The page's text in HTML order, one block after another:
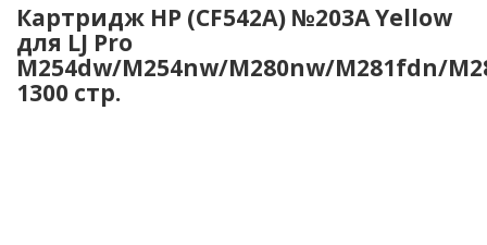
Картридж HP (CF542A) №203A Yellow
для LJ Pro
M254dw/M254nw/M280nw/M281fdn/
1300 стр.